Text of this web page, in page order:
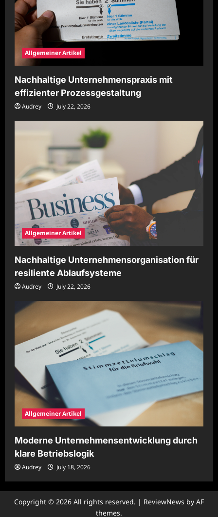
Allgemeiner Artikel
Nachhaltige Unternehmenspraxis mit
effizienter Prozessgestaltung
Audrey July 22, 2026
Allgemeiner Artikel
Nachhaltige Unternehmensorganisation für
resiliente Ablaufsysteme
Audrey July 22, 2026
Allgemeiner Artikel
Moderne Unternehmensentwicklung durch
klare Betriebslogik
Audrey July 18, 2026
Copyright © 2026 All rights reserved. | ReviewNews by AF
themes.